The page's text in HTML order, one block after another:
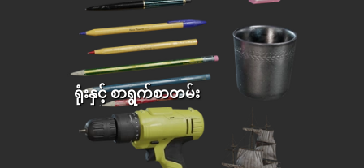
ရုံးနှင့် စာရွက်စာတမ်း